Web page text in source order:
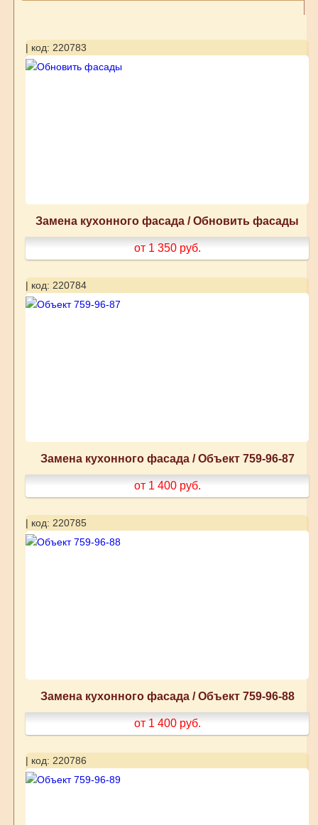
| код: 220783
Замена кухонного фасада / Обновить фасады
от 1 350 руб.
| код: 220784
Замена кухонного фасада / Объект 759-96-87
от 1 400 руб.
| код: 220785
Замена кухонного фасада / Объект 759-96-88
от 1 400 руб.
| код: 220786